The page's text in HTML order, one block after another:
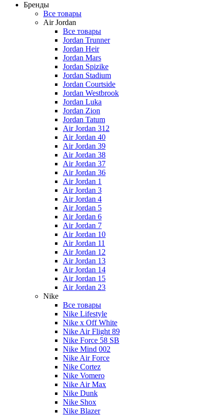
Бренды
Все товары
Air Jordan
Все товары
Jordan Trunner
Jordan Heir
Jordan Mars
Jordan Spizike
Jordan Stadium
Jordan Courtside
Jordan Westbrook
Jordan Luka
Jordan Zion
Jordan Tatum
Air Jordan 312
Air Jordan 40
Air Jordan 39
Air Jordan 38
Air Jordan 37
Air Jordan 36
Air Jordan 1
Air Jordan 3
Air Jordan 4
Air Jordan 5
Air Jordan 6
Air Jordan 7
Air Jordan 10
Air Jordan 11
Air Jordan 12
Air Jordan 13
Air Jordan 14
Air Jordan 15
Air Jordan 23
Nike
Все товары
Nike Lifestyle
Nike x Off White
Nike Air Flight 89
Nike Force 58 SB
Nike Mind 002
Nike Air Force
Nike Cortez
Nike Vomero
Nike Air Max
Nike Dunk
Nike Shox
Nike Blazer